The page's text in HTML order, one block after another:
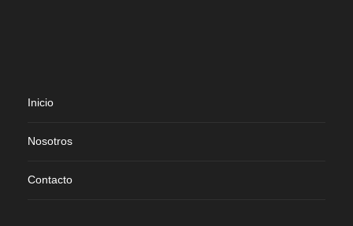
Inicio
Nosotros
Contacto